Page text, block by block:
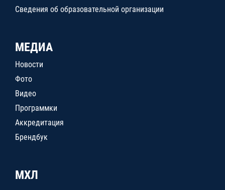
Сведения об образовательной организации
МЕДИА
Новости
Фото
Видео
Программки
Аккредитация
Брендбук
МХЛ